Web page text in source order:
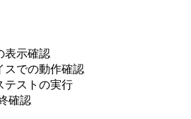
表示確認
スでの動作確認
テストの実行
確認